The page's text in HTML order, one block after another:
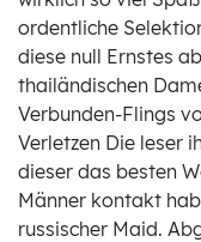
ordentliche
diese null Ernstes
thailändischen
Verbunden-Flings
Verletzen Die leser
dieser das besten
Männer kontakt
russischer Maid.